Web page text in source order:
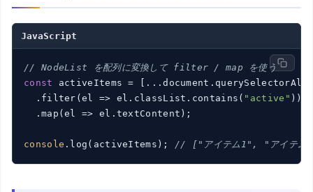
JavaScript
// NodeList を配列に変換して filter / map を使う
const activeItems = [...document.querySelectorAll(
  .filter(
el => el.classList.contains( "active" ))
  .map(
el => el.textContent);
console .log(activeItems); // ["アイテム1", "アイテム